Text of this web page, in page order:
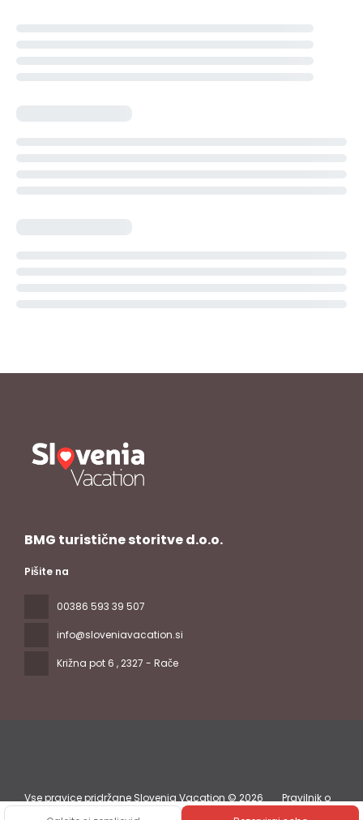
BMG turistične storitve d.o.o.
Pišite na
00386 593 39 507
info@sloveniavacation.si
Križna pot 6 , 2327 - Rače
Vse pravice pridržane Slovenia Vacation © 2026
Pravilnik o
zasebnosti